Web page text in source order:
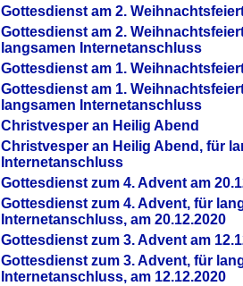
Gottesdienst am 2.
Gottesdienst am 2.
langsamen Internetanschluss
Gottesdienst am 1.
Gottesdienst am 1.
langsamen Internetanschluss
Christvesper an Heilig Abend
Christvesper an Heilig Abend, für
Internetanschluss
Gottesdienst zum 4. Advent am
Gottesdienst zum 4. Advent, für
Internetanschluss, am 20.12.2020
Gottesdienst zum 3. Advent am
Gottesdienst zum 3. Advent, für
Internetanschluss, am 12.12.2020